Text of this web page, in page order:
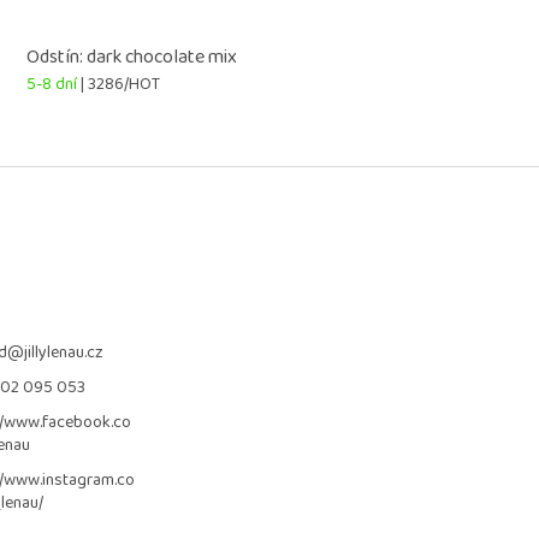
Odstín: dark chocolate mix
5-8 dní| 3286/HOT
@jillylenau.cz
095 053